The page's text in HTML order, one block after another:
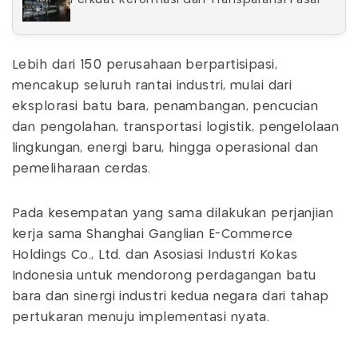
Lebih dari 150 perusahaan berpartisipasi,
mencakup seluruh rantai industri, mulai dari
eksplorasi batu bara, penambangan, pencucian
dan pengolahan, transportasi logistik, pengelolaan
lingkungan, energi baru, hingga operasional dan
pemeliharaan cerdas.
Pada kesempatan yang sama dilakukan perjanjian
kerja sama Shanghai Ganglian E-Commerce
Holdings Co., Ltd. dan Asosiasi Industri Kokas
Indonesia untuk mendorong perdagangan batu
bara dan sinergi industri kedua negara dari tahap
pertukaran menuju implementasi nyata.